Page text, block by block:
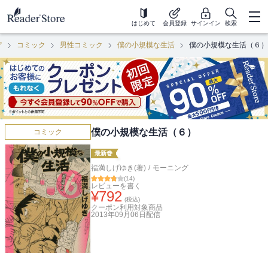
はじめて 会員登録 サインイン 検索
コミック 男性コミック 僕の小規模な生活 僕の小規模な生活（６）
コミック 僕の小規模な生活（６）
最新巻
福満しげゆき(著) / モーニング
(14)
レビューを書く
¥792 (税込)
クーポン利用対象商品
2013年09月06日 配信